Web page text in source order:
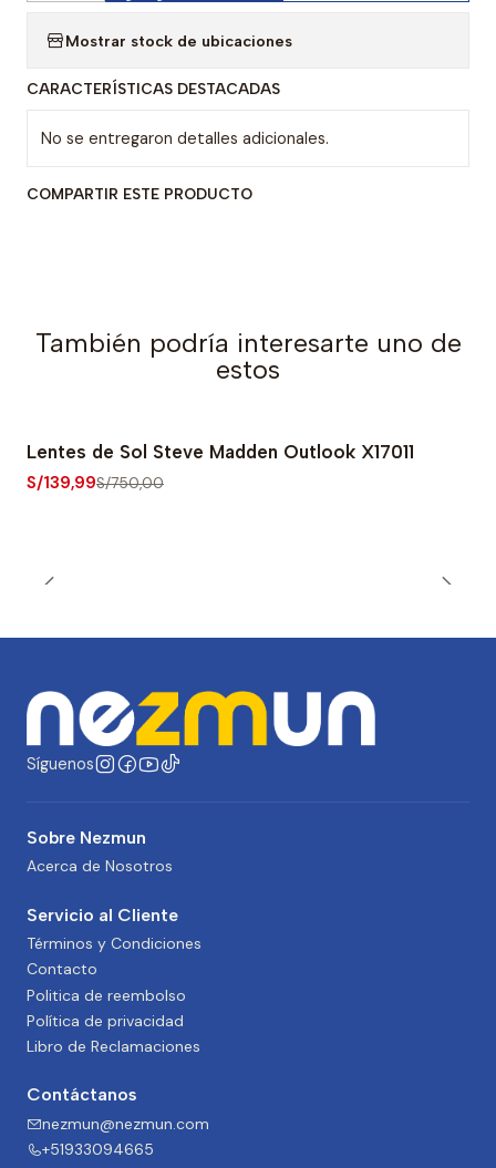
Mostrar stock de ubicaciones
CARACTERÍSTICAS DESTACADAS
No se entregaron detalles adicionales.
COMPARTIR ESTE PRODUCTO
También podría interesarte uno de
estos
-81% OFF
Lentes de Sol Steve Madden Outlook X17011
S/139,99S/750,00
Síguenos
Sobre Nezmun
Acerca de Nosotros
Servicio al Cliente
Términos y Condiciones
Contacto
Politica de reembolso
Política de privacidad
Libro de Reclamaciones
Contáctanos
nezmun@nezmun.com
+51933094665